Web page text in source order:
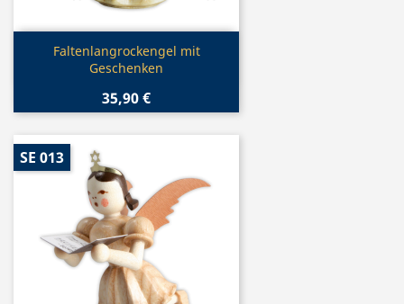
Vorschau
Faltenlangrockengel mit
Geschenken
35,90 €
SE 013